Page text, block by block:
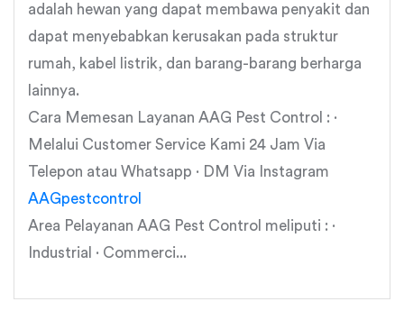
adalah hewan yang dapat membawa penyakit dan
dapat menyebabkan kerusakan pada struktur
rumah, kabel listrik, dan barang-barang berharga
lainnya.
Cara Memesan Layanan AAG Pest Control : ·
Melalui Customer Service Kami 24 Jam Via
Telepon atau Whatsapp · DM Via Instagram
AAGpestcontrol
Area Pelayanan AAG Pest Control meliputi : ·
Industrial · Commerci...